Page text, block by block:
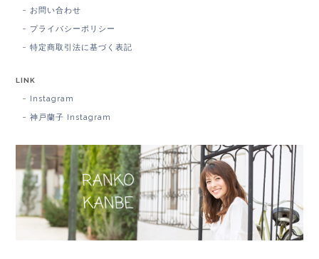
お問い合わせ
プライバシーポリシー
特定商取引法に基づく表記
LINK
Instagram
神戸蘭子 Instagram